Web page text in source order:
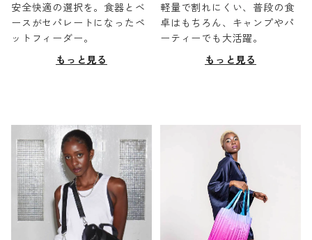
安全快適の選択を。食器とベ
ースがセパレートになったペ
ットフィーダー。
もっと見る
軽量で割れにくい、普段の食
卓はもちろん、キャンプやパ
ーティーでも大活躍。
もっと見る